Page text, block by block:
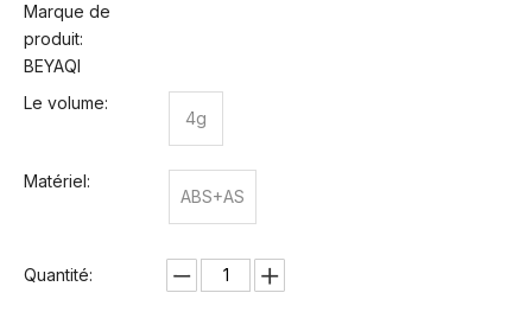
Marque de
produit:
BEYAQI
Le volume:
4g
Matériel:
ABS+AS
Quantité: